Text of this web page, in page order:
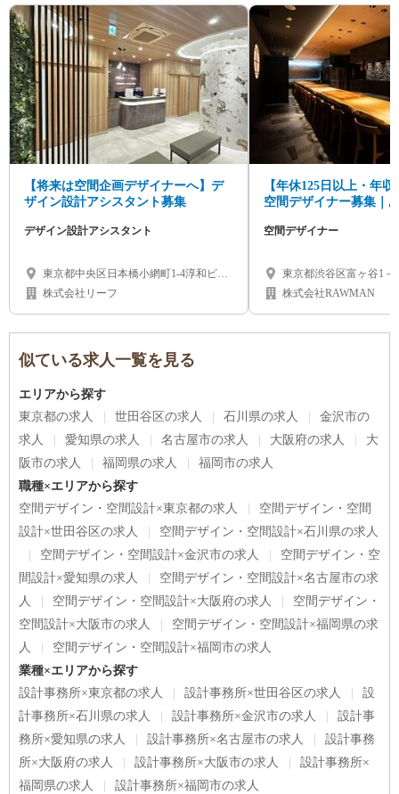
【将来は空間企画デザイナーへ】デ
ザイン設計アシスタント募集
デザイン設計アシスタント
東京都中央区日本橋小網町1-4淳和ビル
7F （茅場町駅から3分）
株式会社リーフ
【年休125日以上・年
空間デザイナー募集｜
空間デザイナー
東京都渋谷区富ヶ谷1－
株式会社RAWMAN
似ている求人一覧を見る
エリアから探す
東京都の求人
世田谷区の求人 石川県の求人
金沢市の
求人
愛知県の求人 名古屋市の求人 大阪府の求人
大
阪市の求人
福岡県の求人
福岡市の求人
職種×エリアから探す
空間デザイン・空間設計×東京都の求人
空間デザイン・空間
設計×世田谷区の求人
空間デザイン・空間設計×石川県の求人
空間デザイン・空間設計×金沢市の求人
空間デザイン・空
間設計×愛知県の求人
空間デザイン・空間設計×名古屋市の求
人
空間デザイン・空間設計×大阪府の求人
空間デザイン・
空間設計×大阪市の求人
空間デザイン・空間設計×福岡県の求
人
空間デザイン・空間設計×福岡市の求人
業種×エリアから探す
設計事務所×東京都の求人
設計事務所×世田谷区の求人
設
計事務所×石川県の求人
設計事務所×金沢市の求人
設計事
務所×愛知県の求人
設計事務所×名古屋市の求人
設計事務
所×大阪府の求人
設計事務所×大阪市の求人
設計事務所×
福岡県の求人
設計事務所×福岡市の求人